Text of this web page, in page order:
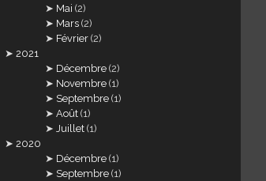
Mai (2)
Mars (2)
Février (2)
2021
Décembre (2)
Novembre (1)
Septembre (1)
Août (1)
Juillet (1)
2020
Décembre (1)
Septembre (1)